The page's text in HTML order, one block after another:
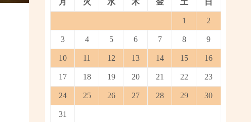
月
火 水 木 金 土 日
1 2
3 4 5 6 7 8 9
10 11 12 13 14 15 16
17 18 19 20 21 22 23
24 25 26 27 28 29 30
31